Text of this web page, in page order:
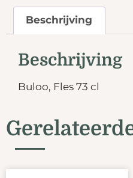
Beschrijving
Beschrijving
Buloo, Fles 73 cl